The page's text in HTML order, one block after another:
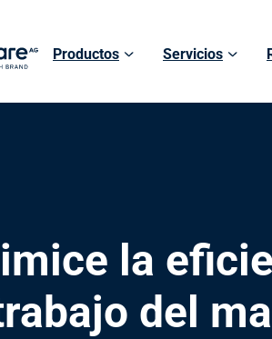
Productos Servicios
la
del